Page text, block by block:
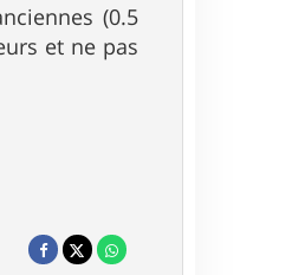
(0.5
et ne pas